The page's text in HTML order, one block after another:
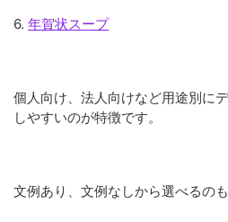
6. 年賀状スープ
個人向け、法人向けなど用途別に
しやすいのが特徴です。
文例あり、文例なしから選べるのも